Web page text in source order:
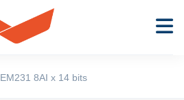
EM231 8AI x 14 bits